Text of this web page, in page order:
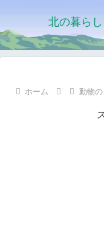
北の暮ら
ホーム 動物